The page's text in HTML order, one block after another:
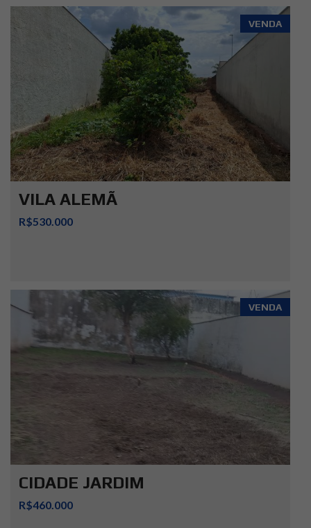
VENDA
VILA ALEMÃ
R$530.000
VENDA
CIDADE JARDIM
R$460.000